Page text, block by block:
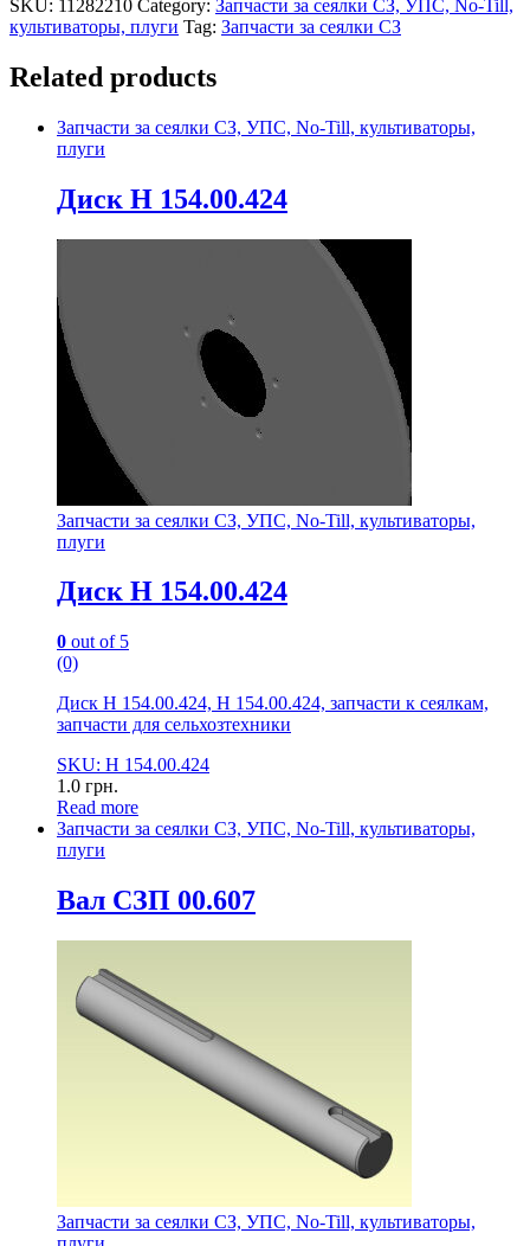
SKU: 11282210 Category: Запчасти за сеялки СЗ, УПС, No-Till,
культиваторы, плуги Tag: Запчасти за сеялки СЗ
Related products
Запчасти за сеялки СЗ, УПС, No-Till, культиваторы,
плуги
Диск Н 154.00.424
Запчасти за сеялки СЗ, УПС, No-Till, культиваторы,
плуги
Диск Н 154.00.424
0 out of 5
(0)
Диск Н 154.00.424, Н 154.00.424, запчасти к сеялкам,
запчасти для сельхозтехники
SKU: Н 154.00.424
1.0 грн.
Read more
Запчасти за сеялки СЗ, УПС, No-Till, культиваторы,
плуги
Вал СЗП 00.607
Запчасти за сеялки СЗ, УПС, No-Till, культиваторы,